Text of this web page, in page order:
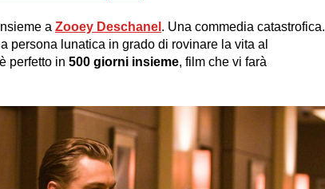
a Zooey Deschanel . Una commedia catastrofica.
persona lunatica in grado di rovinare la vita al
perfetto in 500 giorni insieme, film che vi farà